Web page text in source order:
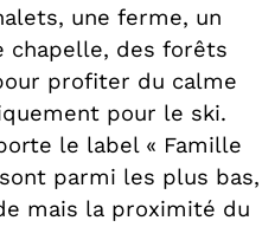
une ferme, un
chapelle, des forêts
profiter du calme
pour le ski.
le label « Famille
parmi les plus bas,
mais la proximité du